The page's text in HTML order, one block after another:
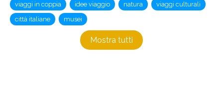
viaggi in coppia
idee viaggio natura
viaggi culturali
città italiane
musei
Mostra tutti